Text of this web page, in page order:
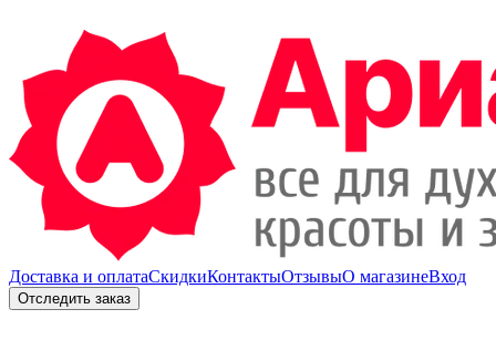
Доставка и оплатаСкидкиКонтактыОтзывыО магазинеВход
Отследить заказ